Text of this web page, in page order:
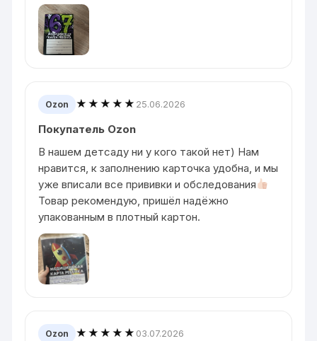
Ozon ★★★★★ 25.06.2026
Покупатель Ozon
В нашем детсаду ни у кого такой нет) Нам
нравится, к заполнению карточка удобна, и мы
уже вписали все прививки и обследования
Товар рекомендую, пришëл надëжно
упакованным в плотный картон.
Ozon ★★★★★ 03.07.2026